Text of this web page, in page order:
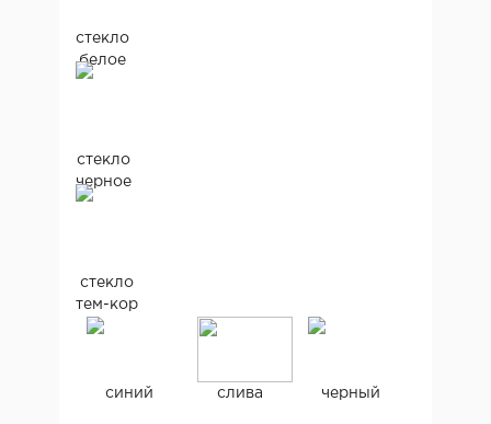
стекло
белое
стекло
черное
стекло
тем-кор
синий слива черный